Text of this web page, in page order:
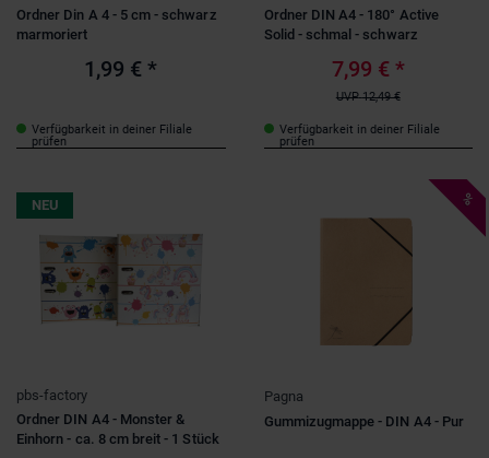
Ordner Din A 4 - 5 cm - schwarz
marmoriert
1,99 € *
Verfügbarkeit in deiner Filiale
prüfen
Ordner DIN A4 - 180° Active
Solid - schmal - schwarz
7,99 € *
UVP 12,49 €
Verfügbarkeit in deiner Filiale
prüfen
NEU
pbs-factory
Ordner DIN A4 - Monster &
Einhorn - ca. 8 cm breit - 1 Stück
%
Pagna
Gummizugmappe - DIN A4 - Pur